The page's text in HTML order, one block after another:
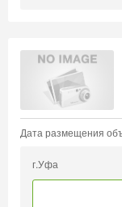
Дата размещения
г.Уфа